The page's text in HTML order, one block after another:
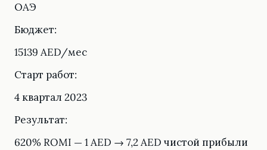
ОАЭ
Бюджет:
15139 AED/мес
Старт работ:
4 квартал 2023
Результат:
620% ROMI — 1 AED → 7,2 AED чистой прибыли